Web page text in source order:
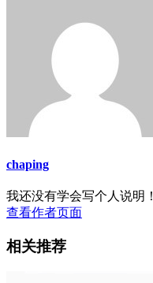
chaping
我还没有学会写个人说明！
查看作者页面
相关推荐